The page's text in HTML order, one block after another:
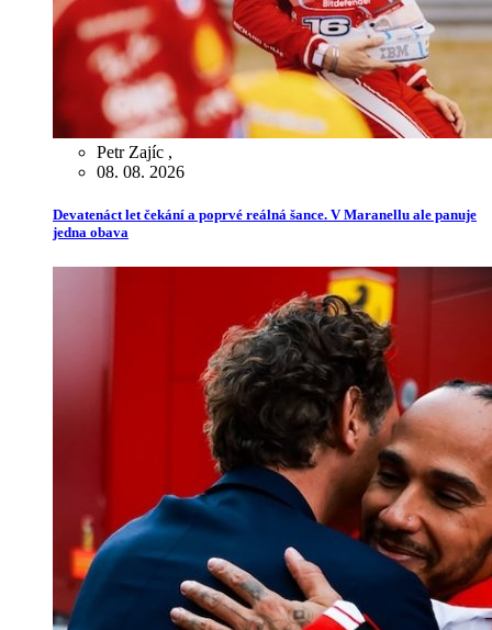
Petr Zajíc ,
08. 08. 2026
Devatenáct let čekání a poprvé reálná šance. V Maranellu ale panuje
jedna obava